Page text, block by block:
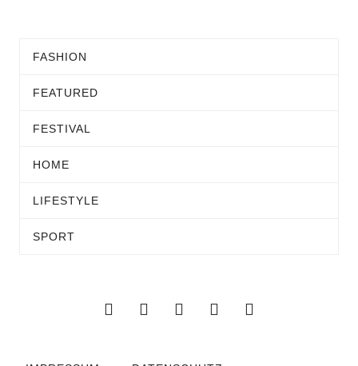
FASHION
FEATURED
FESTIVAL
HOME
LIFESTYLE
SPORT